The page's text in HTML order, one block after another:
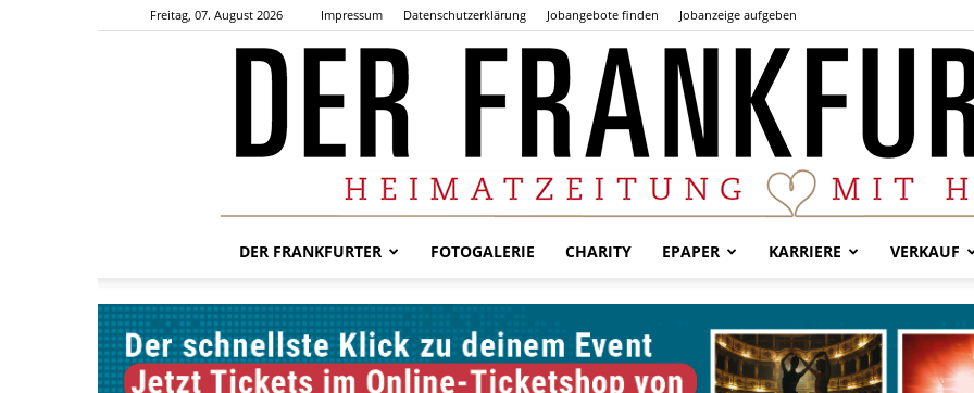
Freitag, 07. August 2026 Impressum Datenschutzerklärung Jobangebote finden Jobanzeige aufgeben
DER FRANKFURTER FOTOGALERIE CHARITY EPAPER KARRIERE VERKAUF